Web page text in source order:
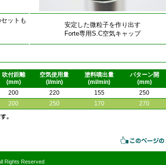
ットも
安定した微粒子を作り出す
Forte専用S.C空気キャップ
吹付距離
(mm)
空気使用量
(l/min)
塗料噴出量
(ml/min)
パターン開
(mm)
200 220 155 250
200 250 170 270
Rights Reserved